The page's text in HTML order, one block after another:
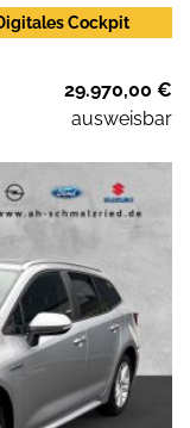
Cockpit
29.970,00 €
ausweisbar